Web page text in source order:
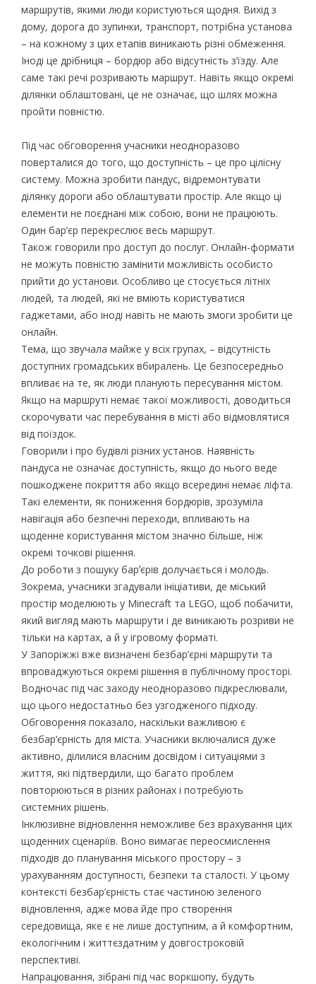
маршрутів, якими люди користуються щодня. Вихід з
дому, дорога до зупинки, транспорт, потрібна установа
– на кожному з цих етапів виникають різні обмеження.
Іноді це дрібниця – бордюр або відсутність з’їзду. Але
саме такі речі розривають маршрут. Навіть якщо окремі
ділянки облаштовані, це не означає, що шлях можна
пройти повністю.
Під час обговорення учасники неодноразово
поверталися до того, що доступність – це про цілісну
систему. Можна зробити пандус, відремонтувати
ділянку дороги або облаштувати простір. Але якщо ці
елементи не поєднані між собою, вони не працюють.
Один бар’єр перекреслює весь маршрут.
Також говорили про доступ до послуг. Онлайн-формати
не можуть повністю замінити можливість особисто
прийти до установи. Особливо це стосується літніх
людей, та людей, які не вміють користуватися
гаджетами, або іноді навіть не мають змоги зробити це
онлайн.
Тема, що звучала майже у всіх групах, – відсутність
доступних громадських вбиралень. Це безпосередньо
впливає на те, як люди планують пересування містом.
Якщо на маршруті немає такої можливості, доводиться
скорочувати час перебування в місті або відмовлятися
від поїздок.
Говорили і про будівлі різних установ. Наявність
пандуса не означає доступність, якщо до нього веде
пошкоджене покриття або якщо всередині немає ліфта.
Такі елементи, як пониження бордюрів, зрозуміла
навігація або безпечні переходи, впливають на
щоденне користування містом значно більше, ніж
окремі точкові рішення.
До роботи з пошуку барʼєрів долучається і молодь.
Зокрема, учасники згадували ініціативи, де міський
простір моделюють у Minecraft та LEGO, щоб побачити,
який вигляд мають маршрути і де виникають розриви не
тільки на картах, а й у ігровому форматі.
У Запоріжжі вже визначені безбар’єрні маршрути та
впроваджуються окремі рішення в публічному просторі.
Водночас під час заходу неодноразово підкреслювали,
що цього недостатньо без узгодженого підходу.
Обговорення показало, наскільки важливою є
безбар’єрність для міста. Учасники включалися дуже
активно, ділилися власним досвідом і ситуаціями з
життя, які підтвердили, що багато проблем
повторюються в різних районах і потребують
системних рішень.
Інклюзивне відновлення неможливе без врахування цих
щоденних сценаріїв. Воно вимагає переосмислення
підходів до планування міського простору – з
урахуванням доступності, безпеки та сталості. У цьому
контексті безбар’єрність стає частиною зеленого
відновлення, адже мова йде про створення
середовища, яке є не лише доступним, а й комфортним,
екологічним і життєздатним у довгостроковій
перспективі.
Напрацювання, зібрані під час воркшопу, будуть